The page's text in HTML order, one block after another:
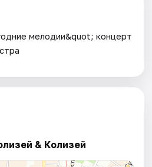
мелодии&quot; концерт
& Колизей